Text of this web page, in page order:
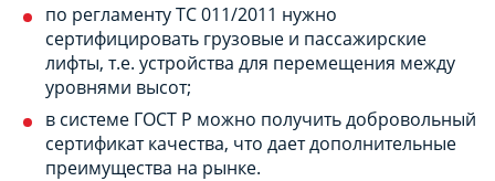
по регламенту ТС 011/2011 нужно
сертифицировать грузовые и пассажирские
лифты, т.е. устройства для перемещения между
уровнями высот;
в системе ГОСТ Р можно получить добровольный
сертификат качества, что дает дополнительные
преимущества на рынке.